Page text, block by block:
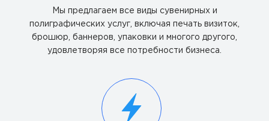
Мы предлагаем все виды сувенирных и
полиграфических услуг, включая печать визиток,
брошюр, баннеров, упаковки и многого другого,
удовлетворяя все потребности бизнеса.